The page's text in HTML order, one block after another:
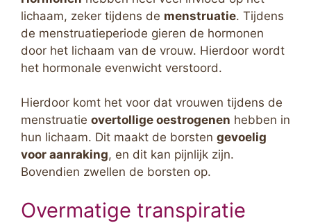
lichaam, zeker tijdens de menstruatie. Tijdens
de menstruatieperiode gieren de hormonen
door het lichaam van de vrouw. Hierdoor wordt
het hormonale evenwicht verstoord.
Hierdoor komt het voor dat vrouwen tijdens de
menstruatie overtollige oestrogenen hebben in
hun lichaam. Dit maakt de borsten gevoelig
voor aanraking, en dit kan pijnlijk zijn.
Bovendien zwellen de borsten op.
Overmatige transpiratie